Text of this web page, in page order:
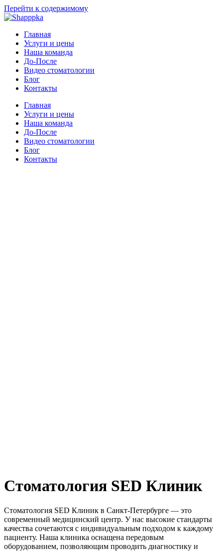
Перейти к содержимому
Главная
Услуги и цены
Наша команда
До-После
Видео стоматологии
Блог
Контакты
Главная
Услуги и цены
Наша команда
До-После
Видео стоматологии
Блог
Контакты
Стоматология SED Клиник
Стоматология SED Клиник в Санкт-Петербурге — это
современный медицинский центр. У нас высокие стандарты
качества сочетаются с индивидуальным подходом к каждому
пациенту. Наша клиника оснащена передовым
оборудованием, позволяющим проводить диагностику и